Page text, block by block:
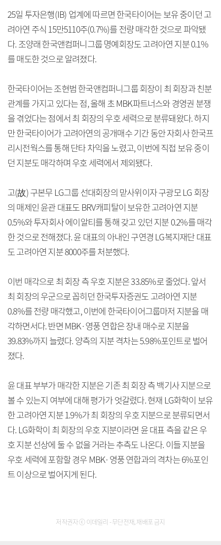
25일 투자은행(IB) 업계에 따르면 한국타이어는 보유 중이던 고
려아연 주식 15만5110주(0.7%)를 전량 매각한 것으로 파악됐
다. 조양래 한국앤컴퍼니그룹 명예회장도 고려아연 지분 0.1%
를 매도한 것으로 알려졌다.
한국타이어는 조현범 한국앤컴퍼니그룹 회장이 최 회장과 친분
관계를 가지고 있다는 점, 올해 초 MBK파트너스와 경영권 분쟁
을 겪었다는 점에서 최 회장의 우호 세력으로 분류돼왔다. 하지
만 한국타이어가 고려아연의 공개매수 기간 동안 자회사 한국프
리시전웍스를 통해 단타 차익을 노렸고, 이번에 직접 보유 중이
던 지분도 매각하며 우호 세력에서 제외됐다.
고(故) 구본무 LG그룹 선대회장의 맏사위이자 구광모 LG 회장
의 매제인 윤관 대표도 BRV캐피탈이 보유한 고려아연 지분
0.5%와 투자회사 에이알티를 통해 갖고 있던 지분 0.2%를 매각
한 것으로 전해졌다. 윤 대표의 아내인 구연경 LG복지재단 대표
도 고려아연 지분 8000주를 처분했다.
이번 매각으로 최 회장 측 우호 지분은 33.85%로 줄었다. 앞서
최 회장의 우군으로 꼽히던 한국투자증권도 고려아연 지분
0.8%를 전량 매각했고, 이번에 한국타이어그룹마저 지분을 매
각하면서다. 반면 MBK·영풍 연합은 장내 매수로 지분을
39.83%까지 늘렸다. 양측의 지분 격차는 5.98%포인트로 벌어
졌다.
윤 대표 부부가 매각한 지분은 기존 최 회장 측 백기사 지분으로
볼 수 있는지 여부에 대해 평가가 엇갈렸다. 현재 LG화학이 보유
한 고려아연 지분 1.9%가 최 회장의 우호 지분으로 분류되면서
다. LG화학이 최 회장의 우호 지분이라면 윤 대표 측을 같은 우
호 지분 선상에 둘 수 없을 거라는 추측도 나온다. 이들 지분을
우호 세력에 포함할 경우 MBK·영풍 연합과의 격차는 6%포인
트 이상으로 벌어지게 된다.
저작권자 ⓒ 이데일리 - 무단전재, 재배포 금지